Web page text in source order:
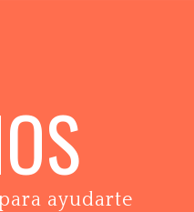
ayudarte